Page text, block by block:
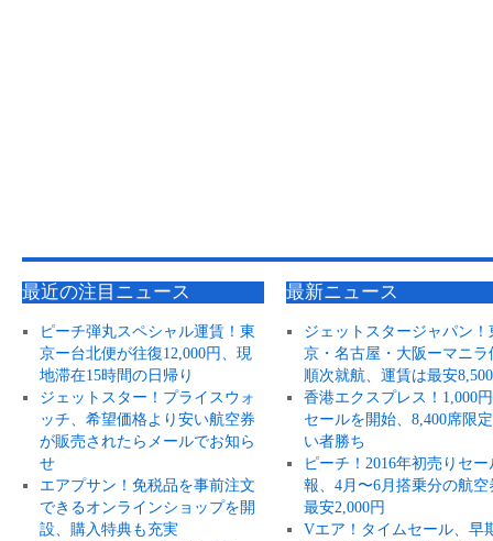
最近の注目ニュース
ピーチ弾丸スペシャル運賃！東
京ー台北便が往復12,000円、現
地滞在15時間の日帰り
ジェットスター！プライスウォ
ッチ、希望価格より安い航空券
が販売されたらメールでお知ら
せ
エアプサン！免税品を事前注文
できるオンラインショップを開
設、購入特典も充実
最新ニュース
ジェットスタージャパン！
京・名古屋・大阪ーマニラ
順次就航、運賃は最安
香港エクスプレス！1,000
セールを開始、8,400席限
い者勝ち
ピーチ！2016年初売りセー
報、4月〜6月搭乗分の航空
最安2,000円
Vエア！タイムセール、早